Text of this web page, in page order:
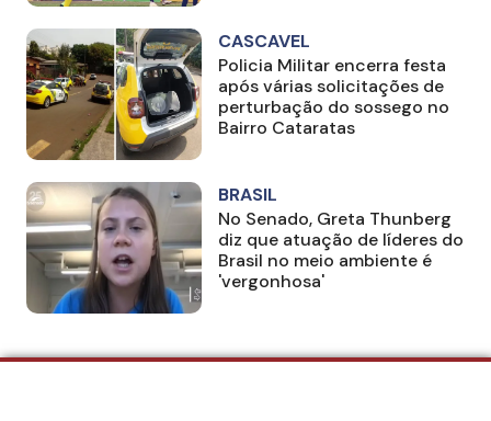
CASCAVEL
Policia Militar encerra festa
após várias solicitações de
perturbação do sossego no
Bairro Cataratas
BRASIL
No Senado, Greta Thunberg
diz que atuação de líderes do
Brasil no meio ambiente é
'vergonhosa'